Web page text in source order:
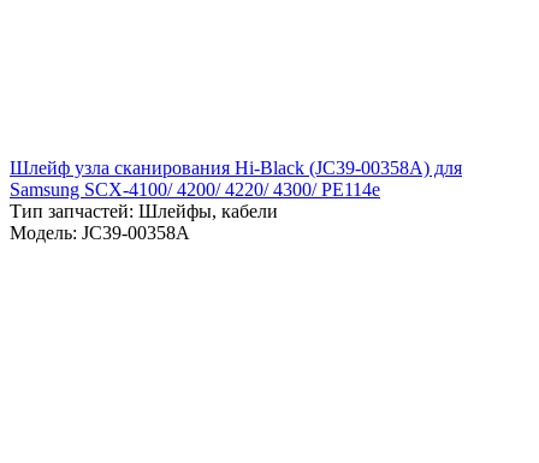
Шлейф узла сканирования Hi-Black (JC39-00358A) для
Samsung SCX-4100/ 4200/ 4220/ 4300/ PE114e
Тип запчастей: Шлейфы, кабели
Модель: JC39-00358A